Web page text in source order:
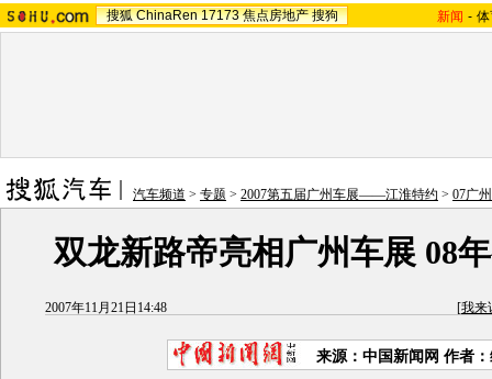
搜狐 ChinaRen 17173 焦点房地产 搜狗 新闻 -
汽车频道 > 专题 > 2007第五届广州车展——江淮特约 > 07广
双龙新路帝亮相广州车展 08
2007年11月21日14:48 [我来
来源：中国新闻网 作者